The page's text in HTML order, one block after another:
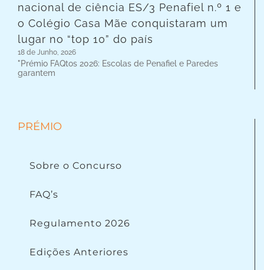
nacional de ciência ES/3 Penafiel n.º 1 e
o Colégio Casa Mãe conquistaram um
lugar no “top 10” do país
18 de Junho, 2026
"Prémio FAQtos 2026: Escolas de Penafiel e Paredes
garantem
PRÉMIO
Sobre o Concurso
FAQ’s
Regulamento 2026
Edições Anteriores